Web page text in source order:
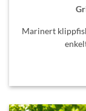
Marinert